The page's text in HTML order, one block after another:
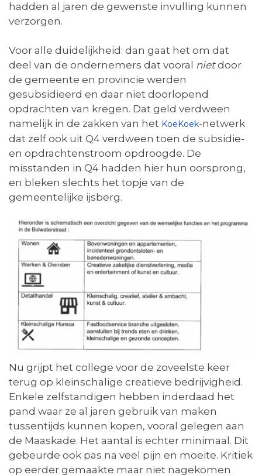
hadden al jaren de gewenste invulling kunnen
verzorgen.
Voor alle duidelijkheid: dan gaat het om dat
deel van de ondernemers dat vooral nietdoor
de gemeente en provincie werden
gesubsidieerd en daar niet doorlopend
opdrachten van kregen. Dat geld verdween
namelijk in de zakken van het KoeKoek-netwerk
dat zelf ook uit Q4 verdween toen de subsidie-
en opdrachtenstroom opdroogde. De
misstanden in Q4 hadden hier hun oorsprong,
en bleken slechts het topje van de
gemeentelijke ijsberg.
Nu grijpt het college voor de zoveelste keer
terug op kleinschalige creatieve bedrijvigheid.
Enkele zelfstandigen hebben inderdaad het
pand waar ze al jaren gebruik van maken
tussentijds kunnen kopen, vooral gelegen aan
de Maaskade. Het aantal is echter minimaal. Dit
gebeurde ook pas na veel pijn en moeite. Kritiek
op eerder gemaakte maar niet nagekomen